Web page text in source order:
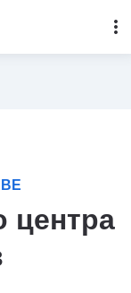
more_vert
центра